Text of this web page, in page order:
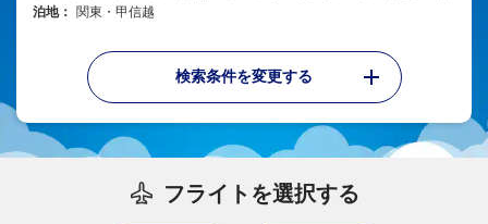
泊地：
関東・甲信越
検索条件を変更する
フライトを選択する